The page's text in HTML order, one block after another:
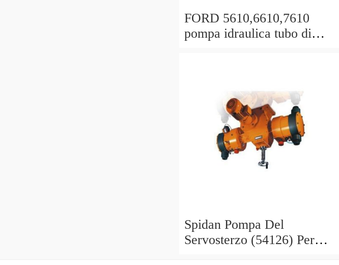
FORD 5610,6610,7610
pompa idraulica tubo di
Spidan Pompa Del
Servosterzo (54126) Per